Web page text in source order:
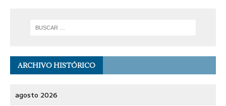
ARCHIVO HISTÓRICO
agosto 2026